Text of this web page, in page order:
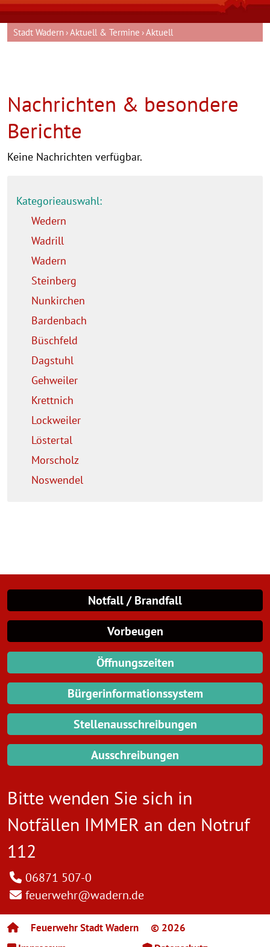
Stadt Wadern Aktuell & Termine Aktuell
Nachrichten & besondere
Berichte
Keine Nachrichten verfügbar.
Kategorieauswahl:
Wedern
Wadrill
Wadern
Steinberg
Nunkirchen
Bardenbach
Büschfeld
Dagstuhl
Gehweiler
Krettnich
Lockweiler
Löstertal
Morscholz
Noswendel
Notfall / Brandfall
Vorbeugen
Öffnungszeiten
Bürgerinformationssystem
Stellenausschreibungen
Ausschreibungen
Bitte wenden Sie sich in
Notfällen IMMER an den Notruf
112
06871 507-0
feuerwehr@wadern.de
Feuerwehr Stadt Wadern
© 2026